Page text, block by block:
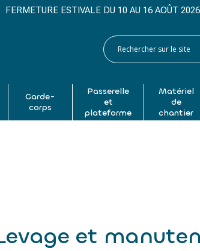
FERMETURE ESTIVALE DU 10 AU 16 AOÛT
Garde-
corps
Passerelle
et
plateforme
Matériel
de
chantier
et